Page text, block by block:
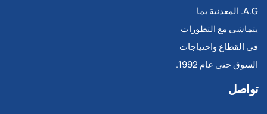
A.G. المعدنية بما
يتماشى مع التطورات
في القطاع واحتياجات
السوق حتى عام 1992.
تواصل